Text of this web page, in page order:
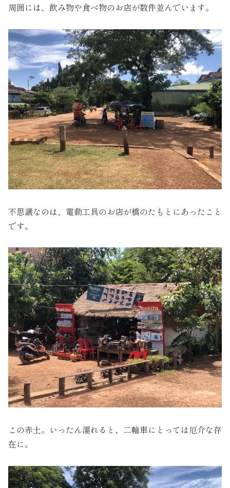
周囲には、飲み物や食べ物のお店が数件並んでいます。
不思議なのは、電動工具のお店が橋のたもとにあったこと
です。
この赤土。いったん濡れると、二輪車にとっては厄介な存
在に。